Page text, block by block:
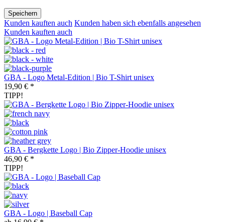
Speichern
Kunden kauften auch Kunden haben sich ebenfalls angesehen
Kunden kauften auch
GBA - Logo Metal-Edition | Bio T-Shirt unisex
19,90 € *
TIPP!
GBA - Bergkette Logo | Bio Zipper-Hoodie unisex
46,90 € *
TIPP!
GBA - Logo | Baseball Cap